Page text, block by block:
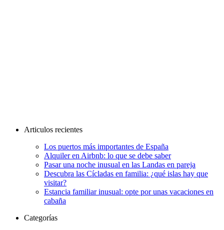
Articulos recientes
Los puertos más importantes de España
Alquiler en Airbnb: lo que se debe saber
Pasar una noche inusual en las Landas en pareja
Descubra las Cícladas en familia: ¿qué islas hay que
visitar?
Estancia familiar inusual: opte por unas vacaciones en
cabaña
Categorías